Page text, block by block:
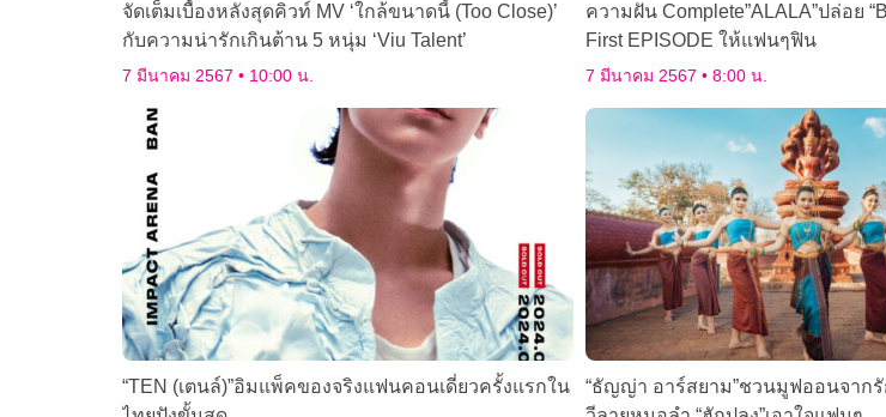
จัดเต็มเบื้องหลังสุดคิวท์ MV ‘ใกล้ขนาดนี้ (Too Close)’
กับความน่ารักเกินต้าน 5 หนุ่ม ‘Viu Talent’
7 มีนาคม 2567 10:00 น.
ความฝัน Complete”ALALA”ปล่อย
First EPISODE ให้แฟนๆฟิน
7 มีนาคม 2567 8:00 น.
“TEN (เตนล์)”อิมแพ็คของจริงแฟนคอนเดี่ยวครั้งแรกใน
“ธัญญ่า อาร์สยาม”ชวนมูฟออนจากรั